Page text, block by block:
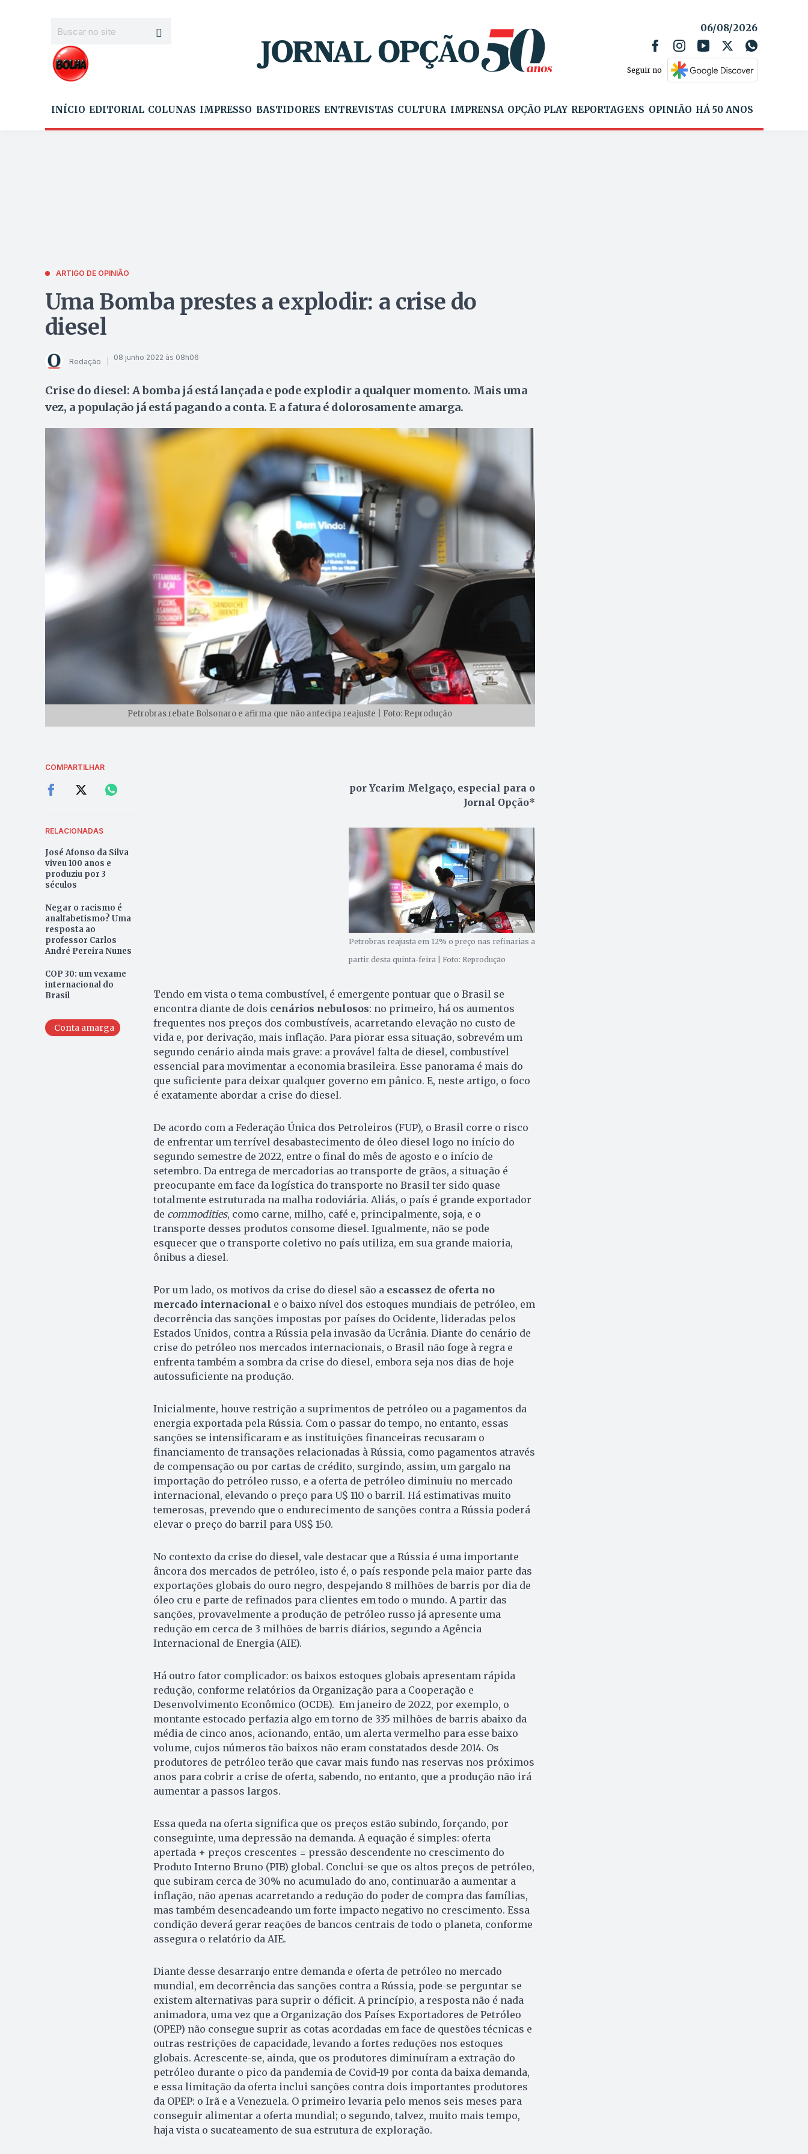
06/08/2026
Seguir no
INÍCIO EDITORIAL COLUNAS IMPRESSO BASTIDORES ENTREVISTAS CULTURA IMPRENSA OPÇÃO PLAY REPORTAGENS OPINIÃO HÁ 50 ANOS
ARTIGO DE OPINIÃO
Uma Bomba prestes a explodir: a crise do
diesel
Redação 08 junho 2022 às 08h06
Crise do diesel: A bomba já está lançada e pode explodir a qualquer momento. Mais uma
vez, a população já está pagando a conta. E a fatura é dolorosamente amarga.
Petrobras rebate Bolsonaro e afirma que não antecipa reajuste | Foto: Reprodução
COMPARTILHAR
RELACIONADAS
José Afonso da Silva
viveu 100 anos e
produziu por 3
séculos
Negar o racismo é
analfabetismo? Uma
resposta ao
professor Carlos
André Pereira Nunes
COP 30: um vexame
internacional do
Brasil
Conta amarga
por Ycarim Melgaço, especial para o
Jornal Opção*
Petrobras reajusta em 12% o preço nas refinarias a
partir desta quinta-feira | Foto: Reprodução
Tendo em vista o tema combustível, é emergente pontuar que o Brasil se
encontra diante de dois cenários nebulosos: no primeiro, há os aumentos
frequentes nos preços dos combustíveis, acarretando elevação no custo de
vida e, por derivação, mais inflação. Para piorar essa situação, sobrevém um
segundo cenário ainda mais grave: a provável falta de diesel, combustível
essencial para movimentar a economia brasileira. Esse panorama é mais do
que suficiente para deixar qualquer governo em pânico. E, neste artigo, o foco
é exatamente abordar a crise do diesel.
De acordo com a Federação Única dos Petroleiros (FUP), o Brasil corre o risco
de enfrentar um terrível desabastecimento de óleo diesel logo no início do
segundo semestre de 2022, entre o final do mês de agosto e o início de
setembro. Da entrega de mercadorias ao transporte de grãos, a situação é
preocupante em face da logística do transporte no Brasil ter sido quase
totalmente estruturada na malha rodoviária. Aliás, o país é grande exportador
de commodities, como carne, milho, café e, principalmente, soja, e o
transporte desses produtos consome diesel. Igualmente, não se pode
esquecer que o transporte coletivo no país utiliza, em sua grande maioria,
ônibus a diesel.
Por um lado, os motivos da crise do diesel são a escassez de oferta no
mercado internacional e o baixo nível dos estoques mundiais de petróleo, em
decorrência das sanções impostas por países do Ocidente, lideradas pelos
Estados Unidos, contra a Rússia pela invasão da Ucrânia. Diante do cenário de
crise do petróleo nos mercados internacionais, o Brasil não foge à regra e
enfrenta também a sombra da crise do diesel, embora seja nos dias de hoje
autossuficiente na produção.
Inicialmente, houve restrição a suprimentos de petróleo ou a pagamentos da
energia exportada pela Rússia. Com o passar do tempo, no entanto, essas
sanções se intensificaram e as instituições financeiras recusaram o
financiamento de transações relacionadas à Rússia, como pagamentos através
de compensação ou por cartas de crédito, surgindo, assim, um gargalo na
importação do petróleo russo, e a oferta de petróleo diminuiu no mercado
internacional, elevando o preço para U$ 110 o barril. Há estimativas muito
temerosas, prevendo que o endurecimento de sanções contra a Rússia poderá
elevar o preço do barril para US$ 150.
No contexto da crise do diesel, vale destacar que a Rússia é uma importante
âncora dos mercados de petróleo, isto é, o país responde pela maior parte das
exportações globais do ouro negro, despejando 8 milhões de barris por dia de
óleo cru e parte de refinados para clientes em todo o mundo. A partir das
sanções, provavelmente a produção de petróleo russo já apresente uma
redução em cerca de 3 milhões de barris diários, segundo a Agência
Internacional de Energia (AIE).
Há outro fator complicador: os baixos estoques globais apresentam rápida
redução, conforme relatórios da Organização para a Cooperação e
Desenvolvimento Econômico (OCDE). Em janeiro de 2022, por exemplo, o
montante estocado perfazia algo em torno de 335 milhões de barris abaixo da
média de cinco anos, acionando, então, um alerta vermelho para esse baixo
volume, cujos números tão baixos não eram constatados desde 2014. Os
produtores de petróleo terão que cavar mais fundo nas reservas nos próximos
anos para cobrir a crise de oferta, sabendo, no entanto, que a produção não irá
aumentar a passos largos.
Essa queda na oferta significa que os preços estão subindo, forçando, por
conseguinte, uma depressão na demanda. A equação é simples: oferta
apertada + preços crescentes = pressão descendente no crescimento do
Produto Interno Bruno (PIB) global. Conclui-se que os altos preços de petróleo,
que subiram cerca de 30% no acumulado do ano, continuarão a aumentar a
inflação, não apenas acarretando a redução do poder de compra das famílias,
mas também desencadeando um forte impacto negativo no crescimento. Essa
condição deverá gerar reações de bancos centrais de todo o planeta, conforme
assegura o relatório da AIE.
Diante desse desarranjo entre demanda e oferta de petróleo no mercado
mundial, em decorrência das sanções contra a Rússia, pode-se perguntar se
existem alternativas para suprir o déficit. A princípio, a resposta não é nada
animadora, uma vez que a Organização dos Países Exportadores de Petróleo
(OPEP) não consegue suprir as cotas acordadas em face de questões técnicas e
outras restrições de capacidade, levando a fortes reduções nos estoques
globais. Acrescente-se, ainda, que os produtores diminuíram a extração do
petróleo durante o pico da pandemia de Covid-19 por conta da baixa demanda,
e essa limitação da oferta inclui sanções contra dois importantes produtores
da OPEP: o Irã e a Venezuela. O primeiro levaria pelo menos seis meses para
conseguir alimentar a oferta mundial; o segundo, talvez, muito mais tempo,
haja vista o sucateamento de sua estrutura de exploração.